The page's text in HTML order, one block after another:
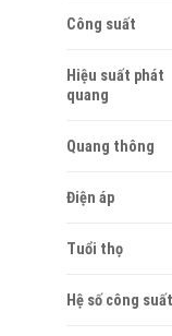
Công suất
Hiệu suất phát
quang
Quang thông
Điện áp
Tuổi thọ
Hệ số công suất